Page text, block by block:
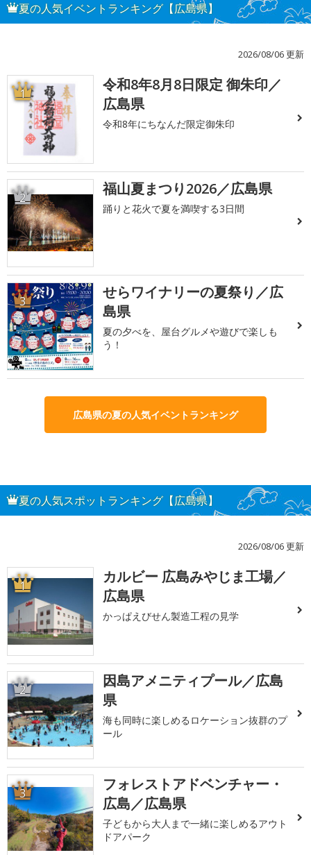
夏の人気イベントランキング【広島県】
2026/08/06 更新
1
令和8年8月8日限定 御朱印／
広島県
令和8年にちなんだ限定御朱印
2 福山夏まつり2026／広島県
踊りと花火で夏を満喫する3日間
3
せらワイナリーの夏祭り／広
島県
夏の夕べを、屋台グルメや遊びで楽しも
う！
広島県の夏の人気イベントランキング
夏の人気スポットランキング【広島県】
2026/08/06 更新
1
カルビー 広島みやじま工場／
広島県
かっぱえびせん製造工程の見学
2
因島アメニティプール／広島
県
海も同時に楽しめるロケーション抜群のプ
ール
3
フォレストアドベンチャー・
広島／広島県
子どもから大人まで一緒に楽しめるアウト
ドアパーク